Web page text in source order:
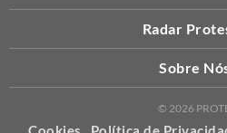
Radar
Sobre
© 2026